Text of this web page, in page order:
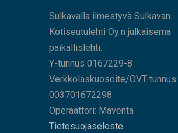
Sulkavalla ilmestyvä Sulkavan
Kotiseutulehti Oy:n julkaisema
paikallislehti.
Y-tunnus 0167229-8
Verkkolaskuosoite/OVT-tunnus:
003701672298
Operaattori: Maventa
Tietosuojaseloste